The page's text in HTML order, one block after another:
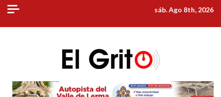
Skip
content
sáb. Ago 8th, 2026